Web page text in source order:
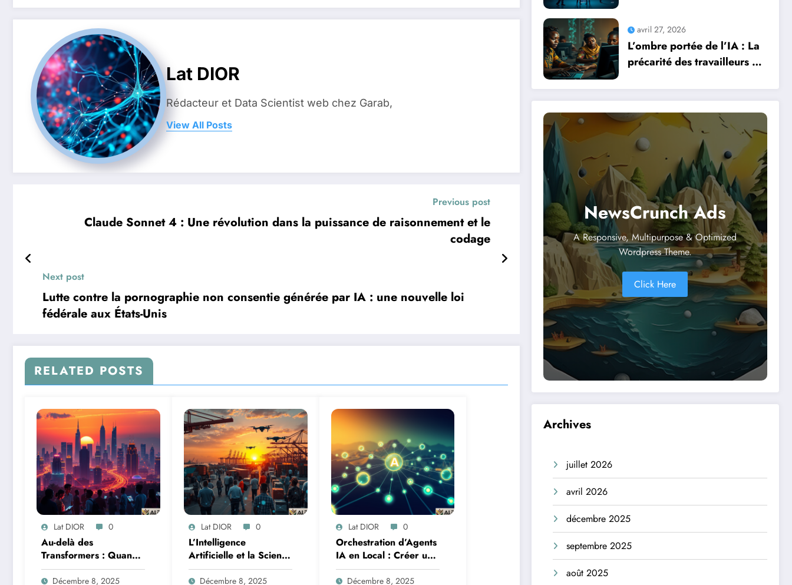
Lat DIOR
Rédacteur et Data Scientist web chez Garab,
View All Posts
Previous post
Claude Sonnet 4 : Une révolution dans la puissance de raisonnement et le
codage
Next post
Lutte contre la pornographie non consentie générée par IA : une nouvelle loi
fédérale aux États-Unis
RELATED POSTS
Lat DIOR 0
Au-delà des
Transformers : Quand
les Mélanges d’Experts
Redéfinissent
Décembre 8, 2025
Lat DIOR 0
L’Intelligence
Artificielle et la Science
des Données : Moteurs
de la Transformation
Décembre 8, 2025
Lat DIOR 0
Orchestration d’Agents
IA en Local : Créer un
Système Multi-Agent
Autonome avec
Décembre 8, 2025
Une Course Contre la
Montre Africaine
avril 27, 2026
L’ombre portée de l’IA : La
précarité des travailleurs du
révolution numérique
NewsCrunch Ads
A Responsive, Multipurpose & Optimized
Wordpress Theme.
Click Here
Archives
juillet 2026
avril 2026
décembre 2025
septembre 2025
août 2025